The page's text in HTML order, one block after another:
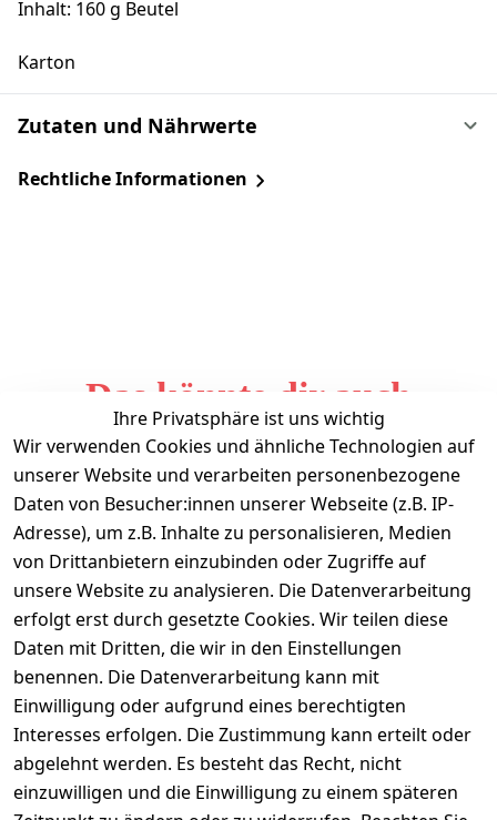
Inhalt: 160 g Beutel
Karton
Zutaten und Nährwerte
Rechtliche Informationen
Das könnte dir auch
gefallen
Ihre Privatsphäre ist uns wichtig
Wir verwenden Cookies und ähnliche Technologien auf
unserer Website und verarbeiten personenbezogene
Daten von Besucher:innen unserer Webseite (z.B. IP-
Adresse), um z.B. Inhalte zu personalisieren, Medien
von Drittanbietern einzubinden oder Zugriffe auf
unsere Website zu analysieren. Die Datenverarbeitung
erfolgt erst durch gesetzte Cookies. Wir teilen diese
Daten mit Dritten, die wir in den Einstellungen
benennen. Die Datenverarbeitung kann mit
Einwilligung oder aufgrund eines berechtigten
Interesses erfolgen. Die Zustimmung kann erteilt oder
abgelehnt werden. Es besteht das Recht, nicht
einzuwilligen und die Einwilligung zu einem späteren
Informationen
Mein Konto
Vertrag widerrufen